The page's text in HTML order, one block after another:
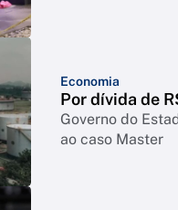
Economia
Por dívida de
Governo do
ao caso Master